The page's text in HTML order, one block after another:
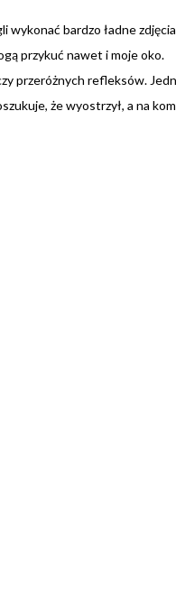
bardzo ładne
przykuć nawet i moje oko.
przeróżnych refleksów.
że wyostrzył, a na